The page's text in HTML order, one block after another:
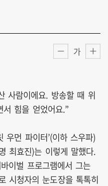
가
사람이에요. 방송할 때 위
힘을 얻었어요.”
우먼 파이터’(이하 스우파)
최효진)는 이렇게 말했다.
이벌 프로그램에서 그는
시청자의 눈도장을 톡톡히